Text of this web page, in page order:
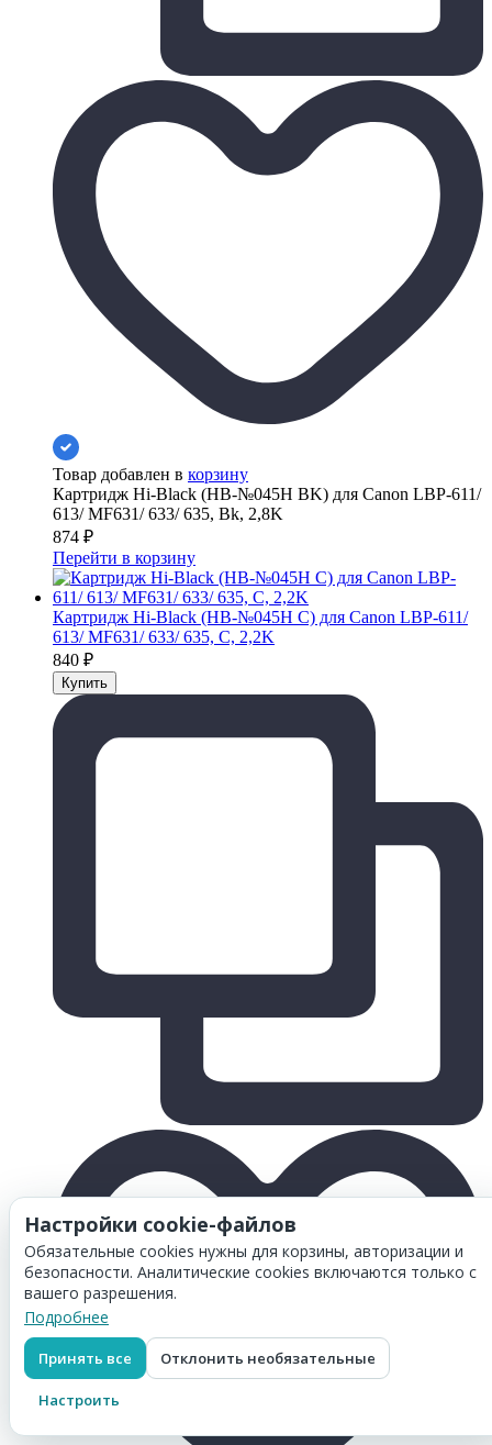
Товар добавлен в корзину
Картридж Hi-Black (HB-№045H BK) для Canon LBP-611/
613/ MF631/ 633/ 635, Bk, 2,8K
874 ₽
Перейти в корзину
Картридж Hi-Black (HB-№045H C) для Canon LBP-611/
613/ MF631/ 633/ 635, C, 2,2K
840 ₽
Настройки cookie-файлов
Обязательные cookies нужны для корзины, авторизации и
безопасности. Аналитические cookies включаются только с
вашего разрешения.
Подробнее
Принять все Отклонить необязательные
Настроить